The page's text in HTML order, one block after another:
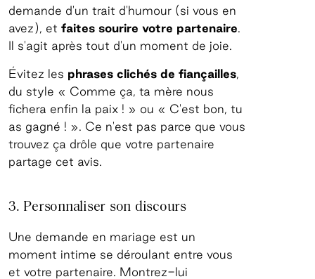
demande d'un trait d'humour (si vous en
avez), et faites sourire votre partenaire.
Il s'agit après tout d'un moment de joie.
Évitez les phrases clichés de fiançailles,
du style « Comme ça, ta mère nous
fichera enfin la paix ! » ou « C'est bon, tu
as gagné ! ». Ce n'est pas parce que vous
trouvez ça drôle que votre partenaire
partage cet avis.
3. Personnaliser son discours
Une demande en mariage est un
moment intime se déroulant entre vous
et votre partenaire. Montrez-lui